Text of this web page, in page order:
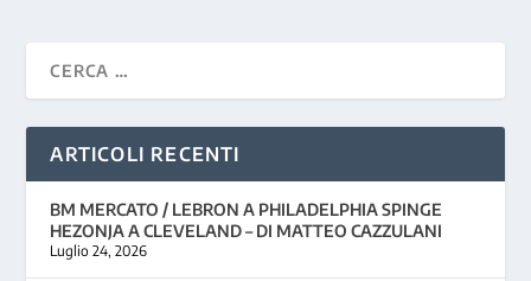
ARTICOLI RECENTI
BM MERCATO / LEBRON A PHILADELPHIA SPINGE
HEZONJA A CLEVELAND – DI MATTEO CAZZULANI
Luglio 24, 2026